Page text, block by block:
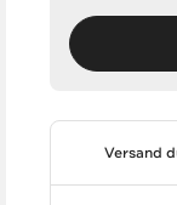
Versand